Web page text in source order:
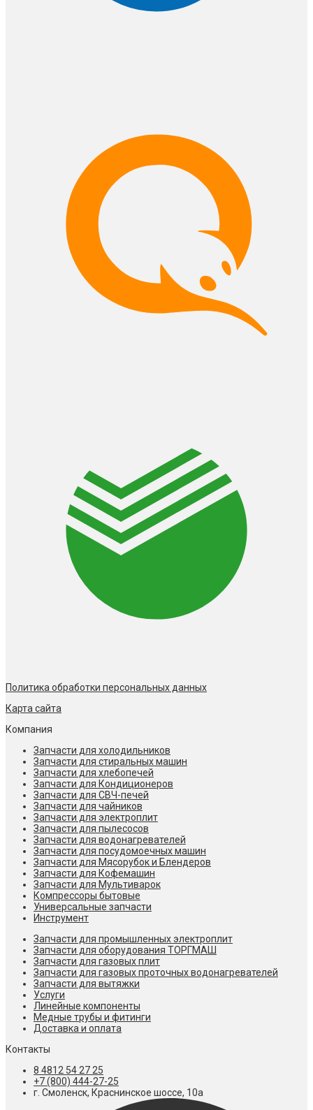
Политика обработки персональных данных
Карта сайта
Компания
Запчасти для холодильников
Запчасти для стиральных машин
Запчасти для хлебопечей
Запчасти для Кондиционеров
Запчасти для СВЧ-печей
Запчасти для чайников
Запчасти для электроплит
Запчасти для пылесосов
Запчасти для водонагревателей
Запчасти для посудомоечных машин
Запчасти для Мясорубок и Блендеров
Запчасти для Кофемашин
Запчасти для Мультиварок
Компрессоры бытовые
Универсальные запчасти
Инструмент
Запчасти для промышленных электроплит
Запчасти для оборудования ТОРГМАШ
Запчасти для газовых плит
Запчасти для газовых проточных водонагревателей
Запчасти для вытяжки
Услуги
Линейные компоненты
Медные трубы и фитинги
Доставка и оплата
Контакты
8 4812 54 27 25
+7 (800) 444-27-25
г. Смоленск, Краснинское шоссе, 10а